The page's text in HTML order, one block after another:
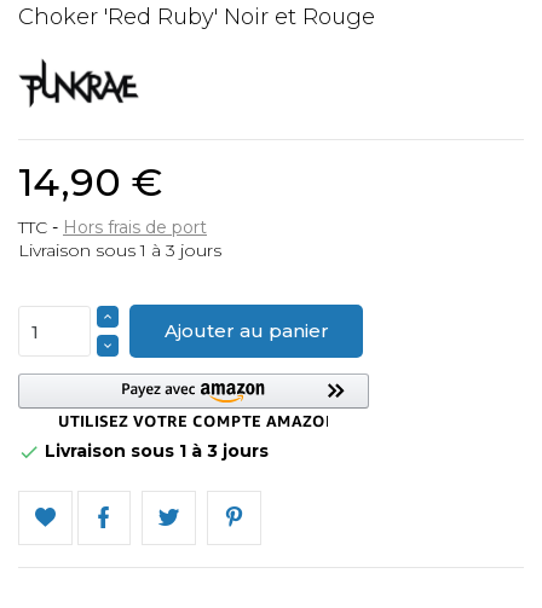
Choker 'Red Ruby' Noir et Rouge
14,90 €
TTC
Hors frais de port
Livraison sous 1 à 3 jours
Ajouter au panier
 Livraison sous 1 à 3 jours